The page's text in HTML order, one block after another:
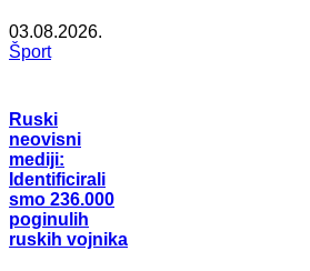
03.08.2026.
Šport
Ruski
neovisni
mediji:
Identificirali
smo 236.000
poginulih
ruskih vojnika